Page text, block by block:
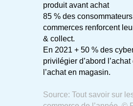
produit avant achat
85 % des
commerces renforcent
& collect.
En 2021 + 50 % des
privilégier d’abord
l’achat en magasin.
Source: Tout savoir sur